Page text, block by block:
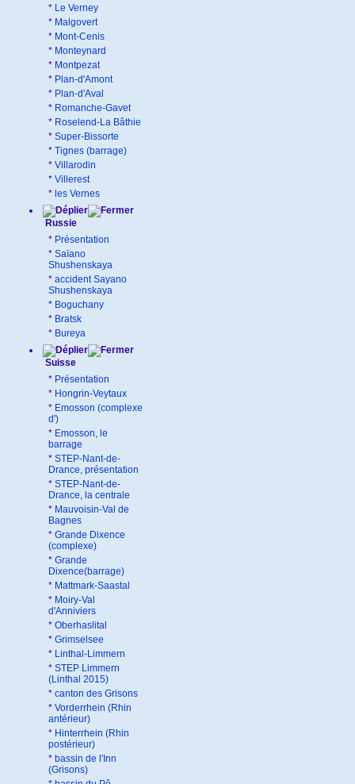
* Le Verney
* Malgovert
* Mont-Cenis
* Monteynard
* Montpezat
* Plan-d'Amont
* Plan-d'Aval
* Romanche-Gavet
* Roselend-La Bâthie
* Super-Bissorte
* Tignes (barrage)
* Villarodin
* Villerest
* les Vernes
Russie
* Présentation
* Saïano
Shushenskaya
* accident Sayano
Shushenskaya
* Boguchany
* Bratsk
* Bureya
Suisse
* Présentation
* Hongrin-Veytaux
* Emosson (complexe
d')
* Emosson, le
barrage
* STEP-Nant-de-
Drance, présentation
* STEP-Nant-de-
Drance, la centrale
* Mauvoisin-Val de
Bagnes
* Grande Dixence
(complexe)
* Grande
Dixence(barrage)
* Mattmark-Saastal
* Moiry-Val
d'Anniviers
* Oberhaslital
* Grimselsee
* Linthal-Limmern
* STEP Limmern
(Linthal 2015)
* canton des Grisons
* Vorderrhein (Rhin
antérieur)
* Hinterrhein (Rhin
postérieur)
* bassin de l'Inn
(Grisons)